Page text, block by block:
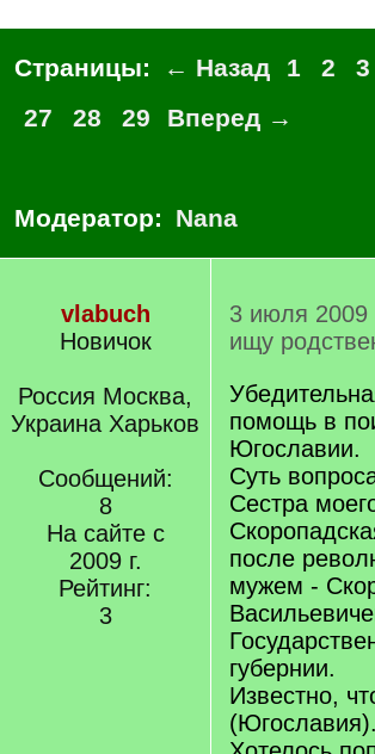
Страницы: ← Назад 1 2 3
27
28 29 Вперед →
Модератор: Nana
vlabuch
Новичок
Россия Москва,
Украина Харьков
Сообщений:
8
На сайте с
2009 г.
Рейтинг:
3
3 июля 2009
ищу
помощь в
Югославии.
Суть
Сестра
после
мужем -
губернии.
Известно,
(Югославия).